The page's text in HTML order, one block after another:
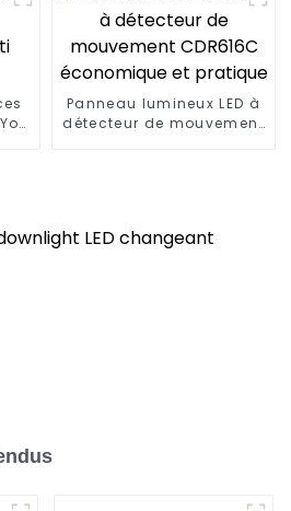
Panneau lumineux LED à
détecteur de mouvement